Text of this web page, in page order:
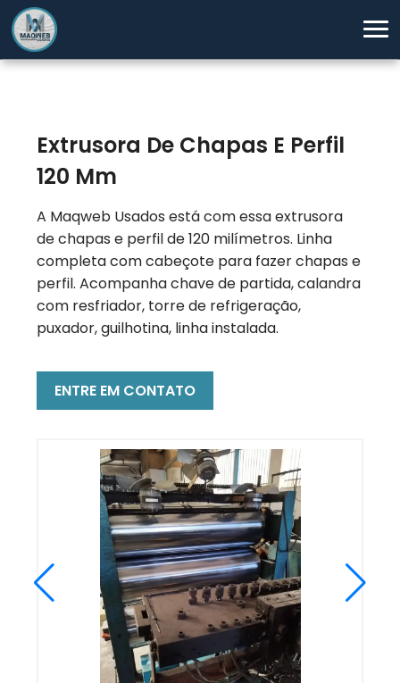
Extrusora De Chapas E Perfil
120 Mm
A Maqweb Usados está com essa extrusora
de chapas e perfil de 120 milímetros. Linha
completa com cabeçote para fazer chapas e
perfil. Acompanha chave de partida, calandra
com resfriador, torre de refrigeração,
puxador, guilhotina, linha instalada.
ENTRE EM CONTATO